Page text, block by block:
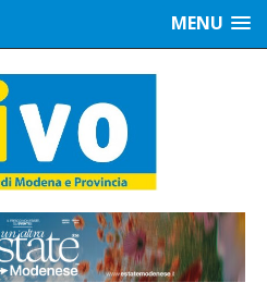
MENU